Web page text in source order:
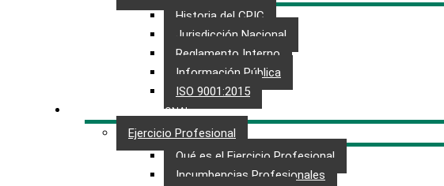
Historia del CPIC
Jurisdicción Nacional
Reglamento Interno
Información Pública
ISO 9001:2015
EJERCICIO PROFESIONAL
Ejercicio Profesional
Qué es el Ejercicio Profesional
Incumbencias Profesionales